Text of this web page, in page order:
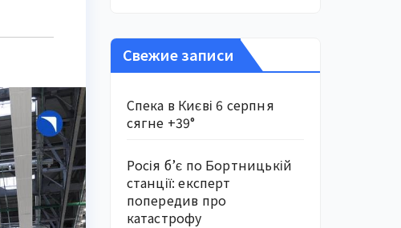
Свежие записи
Спека в Києві 6 серпня
сягне +39°
Росія б’є по Бортницькій
станції: експерт
попередив про
катастрофу